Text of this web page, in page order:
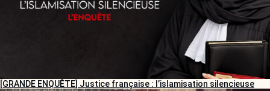
[GRANDE ENQUÊTE] Justice française : l’islamisation silencieuse